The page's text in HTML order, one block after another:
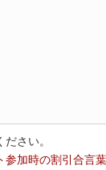
さい。
加時の割引合言葉